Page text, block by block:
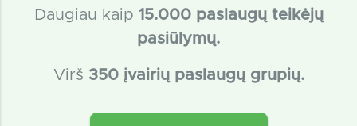
Daugiau kaip 15.000 paslaugų teikėjų
pasiūlymų.
Virš 350 įvairių paslaugų grupių.